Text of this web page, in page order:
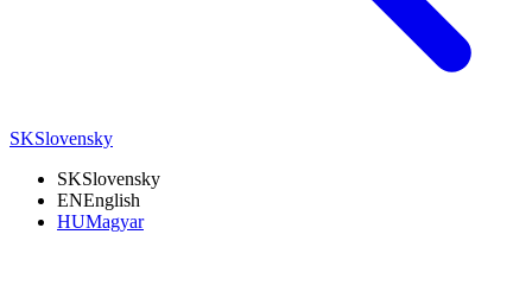
SKSlovensky
SKSlovensky
ENEnglish
HUMagyar